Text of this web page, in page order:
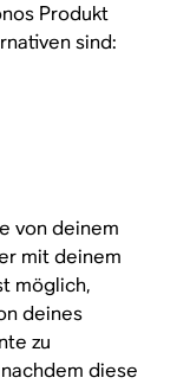
Produkt
sind:
von deinem
mit deinem
möglich,
deines
zu
diese